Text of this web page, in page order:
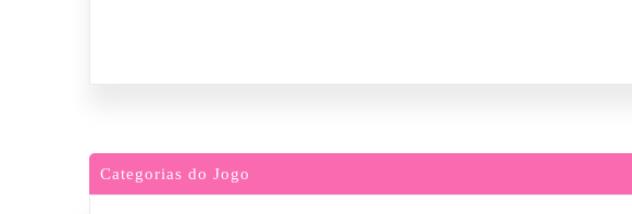
Categorias do Jogo